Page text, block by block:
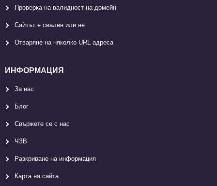
Проверка на валидност на домейн
Сайтът е свален или не
Отваряне на няколко URL адреса
ИНФОРМАЦИЯ
За нас
Блог
Свържете се с нас
ЧЗВ
Разкриване на информация
Карта на сайта